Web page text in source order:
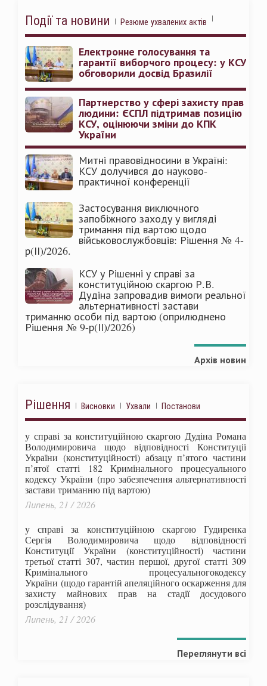
Події та новини Резюме ухвалених актів
Електронне голосування та
гарантії виборчого процесу: у КСУ
обговорили досвід Бразилії
Партнерство у сфері захисту прав
людини: ЄСПЛ підтримав позицію
КСУ, оцінюючи зміни до КПК
України
Митні правовідносини в Україні:
КСУ долучився до науково-
практичної конференції
Застосування виключного
запобіжного заходу у вигляді
тримання під вартою щодо
військовослужбовців: Рішення № 4-
р(ІІ)/2026.
КСУ у Рішенні у справі за
конституційною скаргою Р.В.
Дудіна запровадив вимоги реальної
альтернативності застави
триманню особи під вартою (оприлюднено
Рішення № 9-р(ІІ)/2026)
Архів новин
Рішення Висновки Ухвали Постанови
у справі за конституційною скаргою Дудіна Романа
Володимировича щодо відповідності Конституції
України (конституційності) абзацу п’ятого частини
п’ятої статті 182 Кримінального процесуального
кодексу України (про забезпечення альтернативності
застави триманню під вартою)
Липень, 21 / 2026
у справі за конституційною скаргою Гудиренка
Сергія Володимировича щодо відповідності
Конституції України (конституційності) частини
третьої статті 307, частин першої, другої статті 309
Кримінального процесуальногокодексу
України (щодо гарантій апеляційного оскарження для
захисту майнових прав на стадії досудового
розслідування)
Липень, 21 / 2026
Переглянути всі